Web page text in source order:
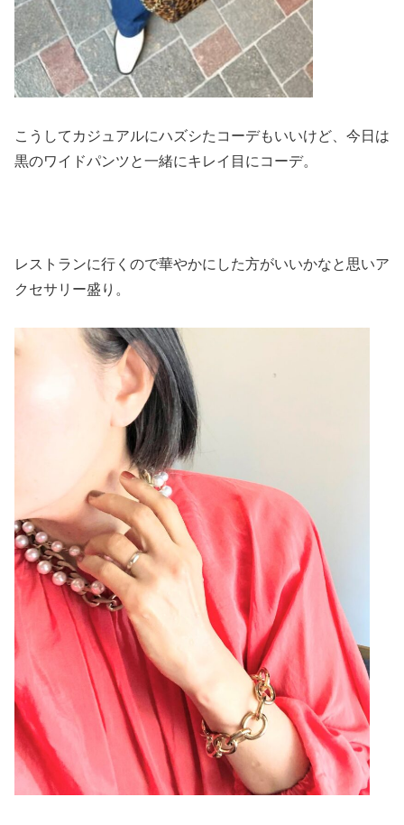
こうしてカジュアルにハズシたコーデもいいけど、今日は
黒のワイドパンツと一緒にキレイ目にコーデ。
レストランに行くので華やかにした方がいいかなと思いア
クセサリー盛り。